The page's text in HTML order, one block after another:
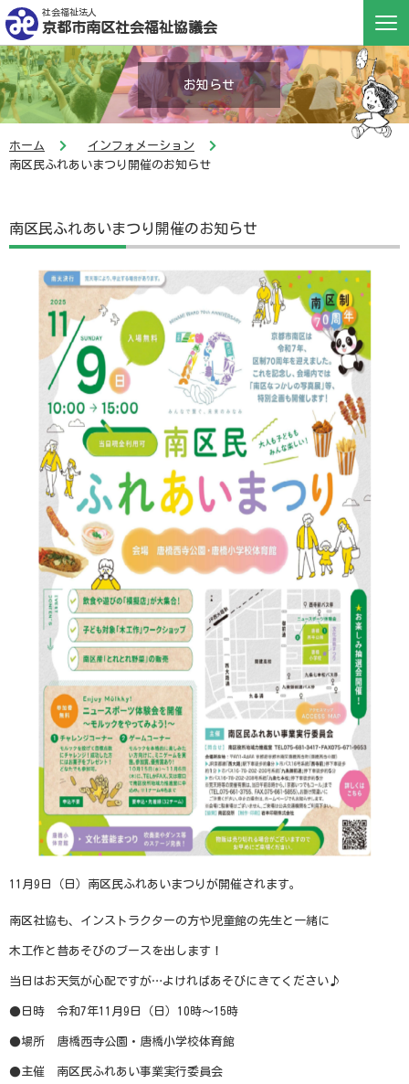
社会福祉法人
京都市南区社会福祉協議会
お知らせ
ホーム
インフォメーション
南区民ふれあいまつり開催のお知らせ
南区民ふれあいまつり開催のお知らせ
11月9 日（日）南区民ふれあいまつりが開催されます。
南区社協も、インストラクターの方や児童館の先生と一緒に
木工作と昔あそびのブースを出します！
当日はお天気が心配ですが…よければあそびにきてください♪
●日時 令和7年11 月9 日（日） 10時～15時
●場所 唐橋西寺公園・唐橋小学校体育館
●主催 南区民ふれあい事業実行委員会